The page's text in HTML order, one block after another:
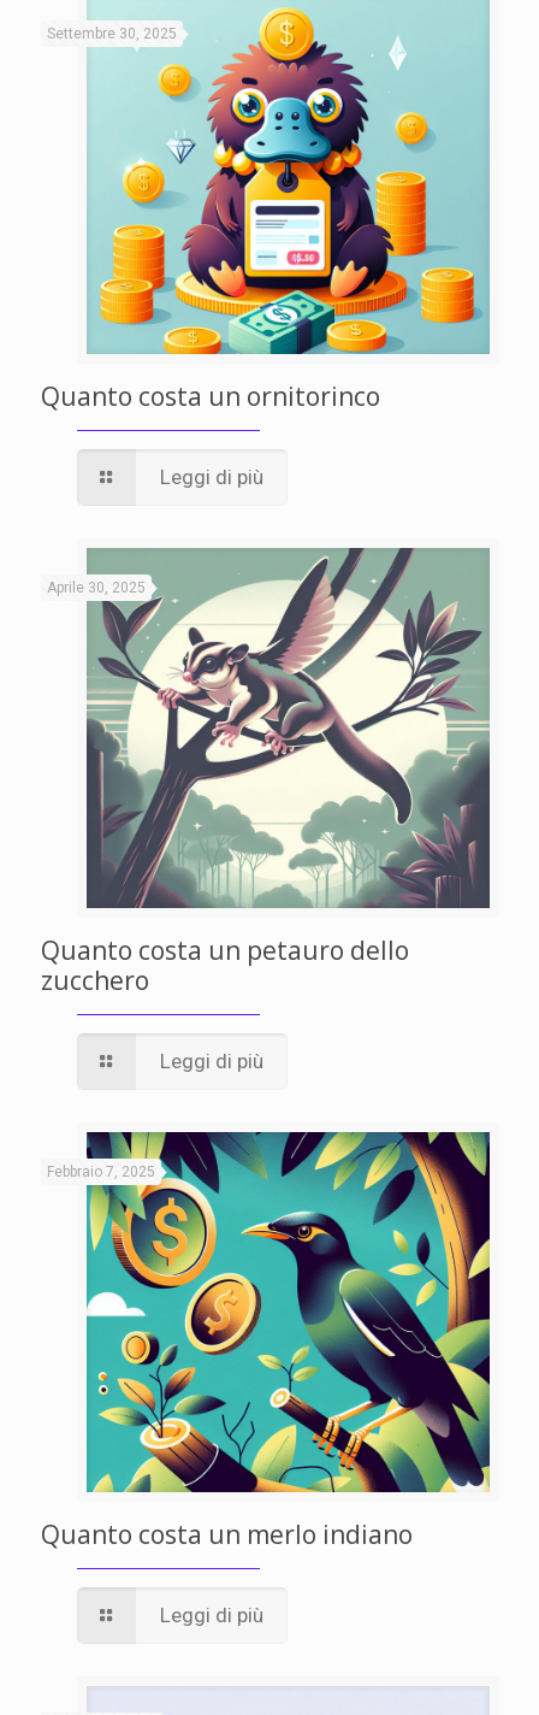
Settembre 30, 2025
Quanto costa un ornitorinco
Leggi di più
Aprile 30, 2025
Quanto costa un petauro dello
zucchero
Leggi di più
Febbraio 7, 2025
Quanto costa un merlo indiano
Leggi di più